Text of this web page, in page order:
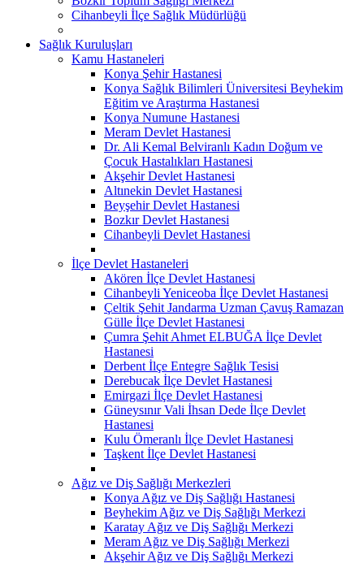
Cihanbeyli İlçe Sağlık Müdürlüğü
Sağlık Kuruluşları
Kamu Hastaneleri
Konya Şehir Hastanesi
Konya Sağlık Bilimleri Üniversitesi Beyhekim
Eğitim ve Araştırma Hastanesi
Konya Numune Hastanesi
Meram Devlet Hastanesi
Dr. Ali Kemal Belviranlı Kadın Doğum ve
Çocuk Hastalıkları Hastanesi
Akşehir Devlet Hastanesi
Altınekin Devlet Hastanesi
Beyşehir Devlet Hastanesi
Bozkır Devlet Hastanesi
Cihanbeyli Devlet Hastanesi
İlçe Devlet Hastaneleri
Akören İlçe Devlet Hastanesi
Cihanbeyli Yeniceoba İlçe Devlet Hastanesi
Çeltik Şehit Jandarma Uzman Çavuş Ramazan
Gülle İlçe Devlet Hastanesi
Çumra Şehit Ahmet ELBUĞA İlçe Devlet
Hastanesi
Derbent İlçe Entegre Sağlık Tesisi
Derebucak İlçe Devlet Hastanesi
Emirgazi İlçe Devlet Hastanesi
Güneysınır Vali İhsan Dede İlçe Devlet
Hastanesi
Kulu Ömeranlı İlçe Devlet Hastanesi
Taşkent İlçe Devlet Hastanesi
Ağız ve Diş Sağlığı Merkezleri
Konya Ağız ve Diş Sağlığı Hastanesi
Beyhekim Ağız ve Diş Sağlığı Merkezi
Karatay Ağız ve Diş Sağlığı Merkezi
Meram Ağız ve Diş Sağlığı Merkezi
Akşehir Ağız ve Diş Sağlığı Merkezi